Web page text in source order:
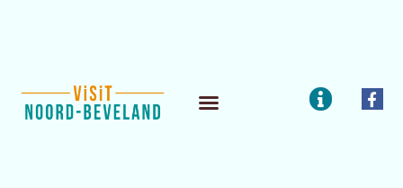
I
n
F
a